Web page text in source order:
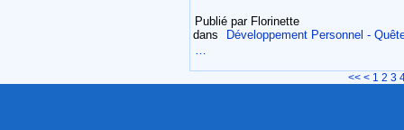
Publié par Florinette
dans
Développement Personnel -
…
<< < 1 2 3